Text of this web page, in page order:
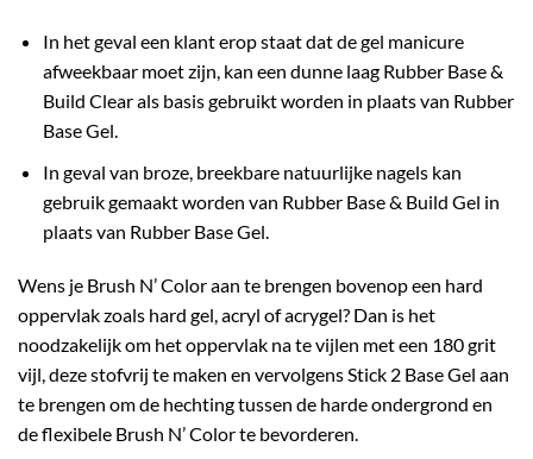
In het geval een klant erop staat dat de gel manicure
afweekbaar moet zijn, kan een dunne laag Rubber Base &
Build Clear als basis gebruikt worden in plaats van Rubber
Base Gel.
In geval van broze, breekbare natuurlijke nagels kan
gebruik gemaakt worden van Rubber Base & Build Gel in
plaats van Rubber Base Gel.
Wens je Brush N’ Color aan te brengen bovenop een hard
oppervlak zoals hard gel, acryl of acrygel? Dan is het
noodzakelijk om het oppervlak na te vijlen met een 180 grit
vijl, deze stofvrij te maken en vervolgens Stick 2 Base Gel aan
te brengen om de hechting tussen de harde ondergrond en
de flexibele Brush N’ Color te bevorderen.